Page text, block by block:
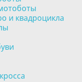
и квадроцикла